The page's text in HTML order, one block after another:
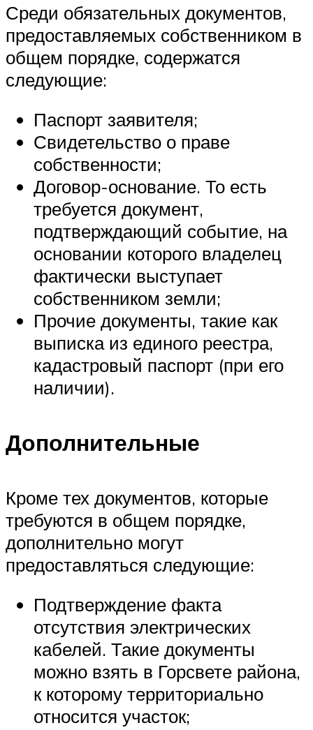
Среди обязательных документов,
предоставляемых собственником в
общем порядке, содержатся
следующие:
Паспорт заявителя;
Свидетельство о праве
собственности;
Договор-основание. То есть
требуется документ,
подтверждающий событие, на
основании которого владелец
фактически выступает
собственником земли;
Прочие документы, такие как
выписка из единого реестра,
кадастровый паспорт (при его
наличии).
Дополнительные
Кроме тех документов, которые
требуются в общем порядке,
дополнительно могут
предоставляться следующие:
Подтверждение факта
отсутствия электрических
кабелей. Такие документы
можно взять в Горсвете района,
к которому территориально
относится участок;